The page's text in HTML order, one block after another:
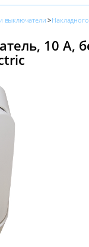
выключатели
10 А,